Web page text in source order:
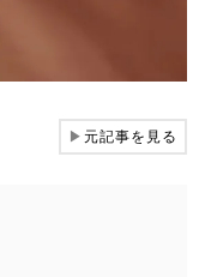
▶元記事を見る